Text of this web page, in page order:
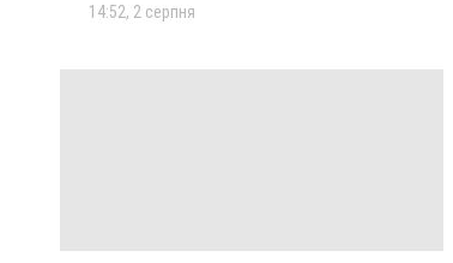
14:52, 2 серпня